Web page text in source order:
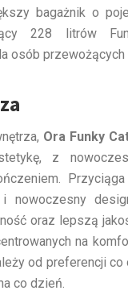
bagażnik o
228 litrów
osób przewożących
Ora Funky
z
nowoczesny
oraz lepszą
na
od preferencji
co dzień.